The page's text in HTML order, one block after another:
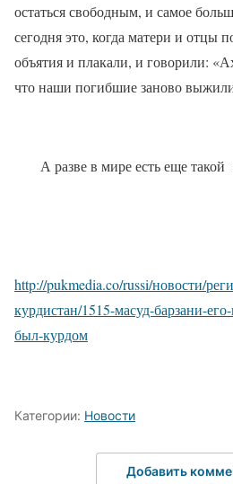
остаться свободным, и самое
сегодня это, когда матери и отцы
объятия и плакали, и говорили:
что наши погибшие заново
А разве в мире есть еще такой
http://pukmedia.co/russi/новости/
курдистан/1515-масуд-барзани-
был-курдом
Категории: Новости
Добавить